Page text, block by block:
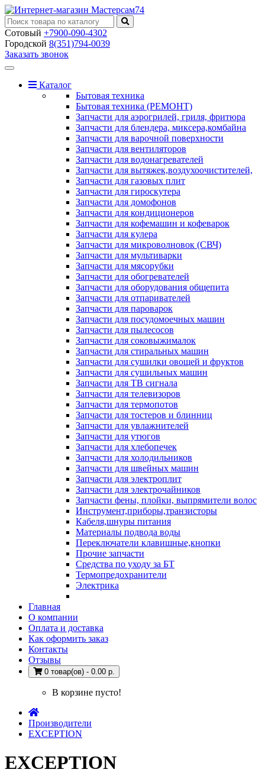
Сотовый +7900-090-4302
Городской 8(351)794-0039
Заказать звонок
Toggle
navigationКаталог
Бытовая техника
Бытовая техника (РЕМОНТ)
Запчасти для аэрогрилей, гриля, фритюра
Запчасти для блендера, миксера,комбайна
Запчасти для варочной поверхности
Запчасти для вентиляторов
Запчасти для водонагревателей
Запчасти для вытяжек,воздухоочистителей,
Запчасти для газовых плит
Запчасти для гироскутера
Запчасти для домофонов
Запчасти для кондиционеров
Запчасти для кофемашин и кофеварок
Запчасти для кулера
Запчасти для микроволновок (СВЧ)
Запчасти для мультиварки
Запчасти для мясорубки
Запчасти для обогревателей
Запчасти для оборудования общепита
Запчасти для отпаривателей
Запчасти для пароварок
Запчасти для посудомоечных машин
Запчасти для пылесосов
Запчасти для соковыжималок
Запчасти для стиральных машин
Запчасти для сушилки овощей и фруктов
Запчасти для сушильных машин
Запчасти для ТВ сигнала
Запчасти для телевизоров
Запчасти для термопотов
Запчасти для тостеров и блинниц
Запчасти для увлажнителей
Запчасти для утюгов
Запчасти для хлебопечек
Запчасти для холодильников
Запчасти для швейных машин
Запчасти для электроплит
Запчасти для электрочайников
Запчасти фены, плойки, выпрямители волос
Инструмент,приборы,транзисторы
Кабеля,шнуры питания
Материалы подвода воды
Переключатели клавишные,кнопки
Прочие запчасти
Средства по уходу за БТ
Термопредохранители
Электрика
Главная
О компании
Оплата и доставка
Как оформить заказ
Контакты
Отзывы
0 товар(ов) - 0.00 р.
В корзине пусто!
Производители
EXCEPTION
EXCEPTION